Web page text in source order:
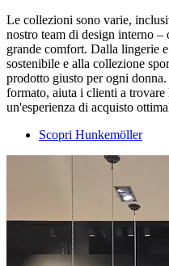
Le collezioni sono varie,
nostro team di design interno
grande comfort. Dalla lingerie
sostenibile e alla collezione
prodotto giusto per ogni
formato, aiuta i clienti a
un'esperienza di acquisto
Scopri Hunkemöller